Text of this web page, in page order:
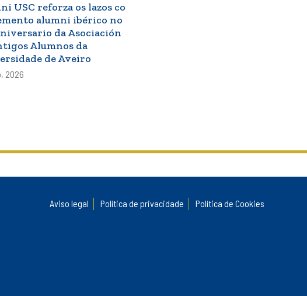
USC reforza os lazos co
alumni ibérico no
da Asociación
Alumnos da
de Aveiro
2026
Aviso legal Política de privacidade Política de Cookies